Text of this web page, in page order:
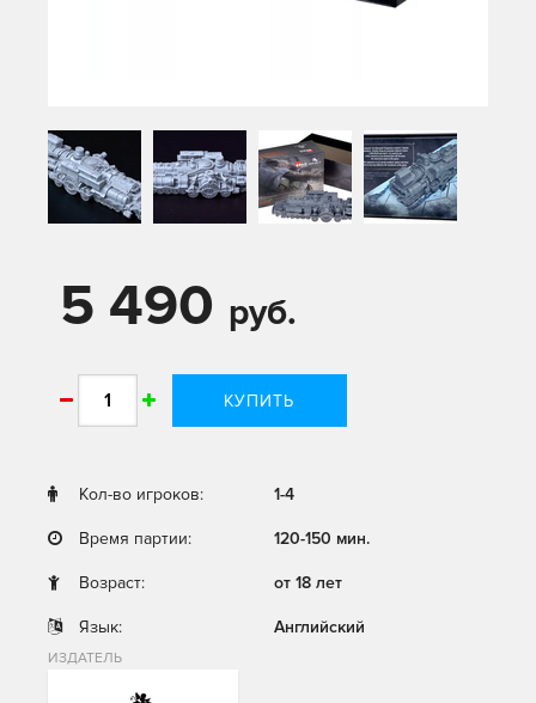
5 490 руб.
КУПИТЬ
Кол-во игроков: 1-4
Время партии: 120-150 мин.
Возраст: от 18 лет
Язык: Английский
ИЗДАТЕЛЬ